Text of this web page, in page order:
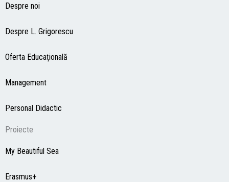
Despre noi
Despre L. Grigorescu
Oferta Educaţională
Management
Personal Didactic
Proiecte
My Beautiful Sea
Erasmus+